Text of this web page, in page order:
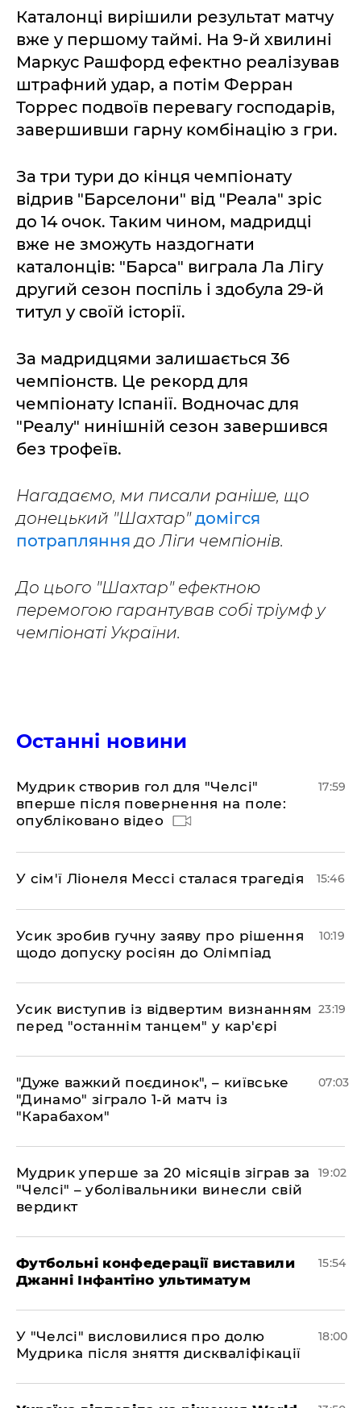
Каталонці вирішили результат матчу
вже у першому таймі. На 9-й хвилині
Маркус Рашфорд ефектно реалізував
штрафний удар, а потім Ферран
Торрес подвоїв перевагу господарів,
завершивши гарну комбінацію з гри.
За три тури до кінця чемпіонату
відрив "Барселони" від "Реала" зріс
до 14 очок. Таким чином, мадридці
вже не зможуть наздогнати
каталонців: "Барса" виграла Ла Лігу
другий сезон поспіль і здобула 29-й
титул у своїй історії.
За мадридцями залишається 36
чемпіонств. Це рекорд для
чемпіонату Іспанії. Водночас для
"Реалу" нинішній сезон завершився
без трофеїв.
Нагадаємо, ми писали раніше, що
донецький "Шахтар"домігся
потрапляннядо Ліги чемпіонів.
До цього "Шахтар" ефектною
перемогою гарантував собі тріумф у
чемпіонаті України.
Останні новини
Мудрик створив гол для "Челсі"
вперше після повернення на поле:
опубліковано відео
17:59
У сім'ї Ліонеля Мессі сталася трагедія 15:46
Усик зробив гучну заяву про рішення
щодо допуску росіян до Олімпіад
10:19
​Усик виступив із відвертим визнанням
перед "останнім танцем" у кар'єрі
23:19
"Дуже важкий поєдинок", – київське
"Динамо" зіграло 1-й матч із
"Карабахом"
07:03
​Мудрик уперше за 20 місяців зіграв за
"Челсі" – уболівальники винесли свій
вердикт
19:02
Футбольні конфедерації виставили
Джанні Інфантіно ультиматум
15:54
У "Челсі" висловилися про долю
Мудрика після зняття дискваліфікації
18:00